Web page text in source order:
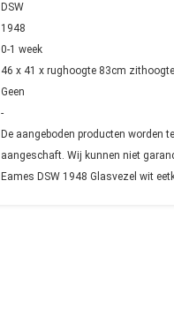
DSW
1948
0-1 week
46 x 41 x rughoogte 83cm
Geen
-
De aangeboden producten worden
aangeschaft. Wij kunnen niet
Eames DSW 1948 Glasvezel wit